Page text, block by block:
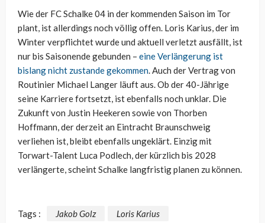
Wie der FC Schalke 04 in der kommenden Saison im Tor
plant, ist allerdings noch völlig offen. Loris Karius, der im
Winter verpflichtet wurde und aktuell verletzt ausfällt, ist
nur bis Saisonende gebunden – eine Verlängerung ist
bislang nicht zustande gekommen. Auch der Vertrag von
Routinier Michael Langer läuft aus. Ob der 40-Jährige
seine Karriere fortsetzt, ist ebenfalls noch unklar. Die
Zukunft von Justin Heekeren sowie von Thorben
Hoffmann, der derzeit an Eintracht Braunschweig
verliehen ist, bleibt ebenfalls ungeklärt. Einzig mit
Torwart-Talent Luca Podlech, der kürzlich bis 2028
verlängerte, scheint Schalke langfristig planen zu können.
Tags : Jakob Golz Loris Karius